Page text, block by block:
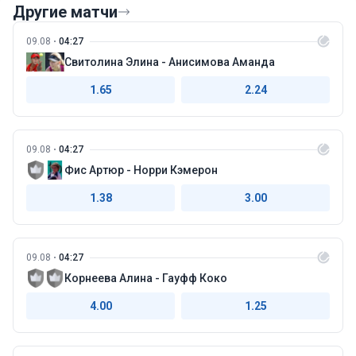
Другие матчи
09.08 04:27
Свитолина Элина - Анисимова Аманда
1.65 2.24
09.08 04:27
Фис Артюр - Норри Кэмерон
1.38 3.00
09.08 04:27
Корнеева Алина - Гауфф Коко
4.00 1.25